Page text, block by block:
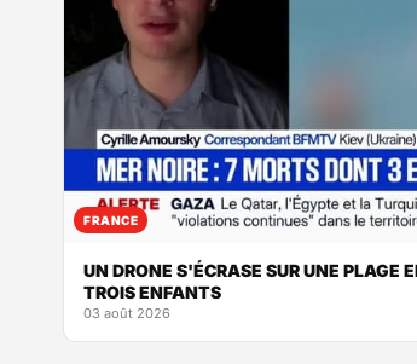
FRANCE
UN DRONE S'ÉCRASE SUR UNE PLAGE
TROIS ENFANTS
03 août 2026